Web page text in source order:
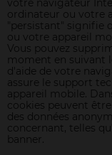
votre navigateur
ordinateur ou votre
"persistant" signifie
ou votre appareil
Vous pouvez
moment en suivant
d'aide de votre
assure le support
appareil mobile.
cookies peuvent
des données
concernant, telles
banner.